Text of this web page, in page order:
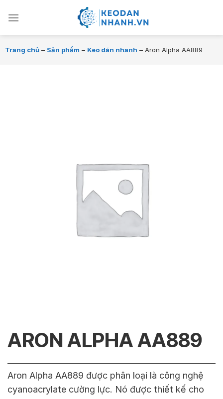
đến
Trang chủ – Sản phẩm – Keo dán nhanh – Aron Alpha AA889
ARON ALPHA AA889
Aron Alpha AA889 được phân loại là công nghệ
cyanoacrylate cường lực. Nó được thiết kế cho